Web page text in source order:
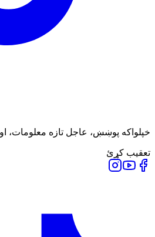
خپلواکه پوښښ، عاجل تازه معلومات، او
تعقیب کړئ